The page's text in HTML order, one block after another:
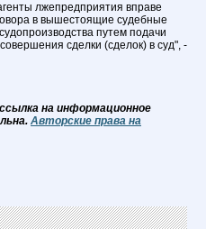
лжепредприятия вправе
в вышестоящие судебные
путем подачи
сделки (сделок) в суд", -
на информационное
Авторские права на